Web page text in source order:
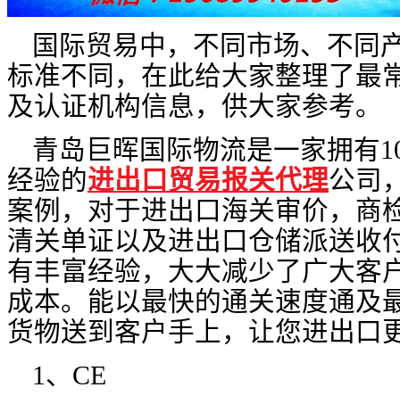
国际贸易中，不同市场、不同
标准不同，在此给大家整理了最
及认证机构信息，供大家参考。
青岛巨晖国际物流是一家拥有
经验的进出口贸易报关代理公司
案例，对于进出口海关审价，商
清关单证以及进出口仓储派送收
有丰富经验，大大减少了广大客
成本。能以最快的通关速度通及
货物送到客户手上，让您进出口
1、CE